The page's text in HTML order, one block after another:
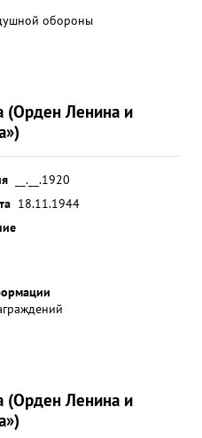
с присвоением
СОЮЗА" ...»
обороны
(Орден Ленина и
__.__.1920
18.11.1944
(Орден Ленина и